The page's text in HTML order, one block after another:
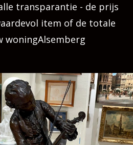
transparantie - de prijs
item of de totale
woningAlsemberg